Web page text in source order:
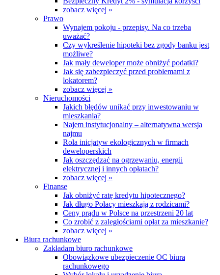
zobacz więcej »
Prawo
Wynajem pokoju - przepisy. Na co trzeba
uważać?
Czy wykreślenie hipoteki bez zgody banku jest
możliwe?
Jak mały deweloper może obniżyć podatki?
Jak się zabezpieczyć przed problemami z
lokatorem?
zobacz więcej »
Nieruchomości
Jakich błędów unikać przy inwestowaniu w
mieszkania?
Najem instytucjonalny – alternatywna wersja
najmu
Rola inicjatyw ekologicznych w firmach
deweloperskich
Jak oszczędzać na ogrzewaniu, energii
elektrycznej i innych opłatach?
zobacz więcej »
Finanse
Jak obniżyć ratę kredytu hipotecznego?
Jak długo Polacy mieszkają z rodzicami?
Ceny prądu w Polsce na przestrzeni 20 lat
Co zrobić z zaległościami opłat za mieszkanie?
zobacz więcej »
Biura rachunkowe
Zakładam biuro rachunkowe
Obowiązkowe ubezpieczenie OC biura
rachunkowego